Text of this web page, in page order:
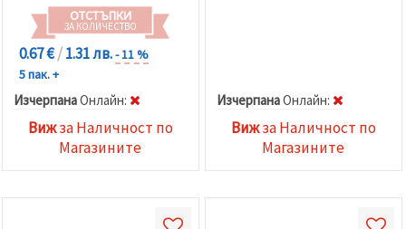
ОТСТЪПКИ
ЗА КОЛИЧЕСТВО
0.67 €/1.31 лв.- 11 %
5 пак. +
ИзчерпанаOнлайн:
Вижза Наличност по
Магазините
ИзчерпанаOнлайн:
Вижза Наличност по
Магазините